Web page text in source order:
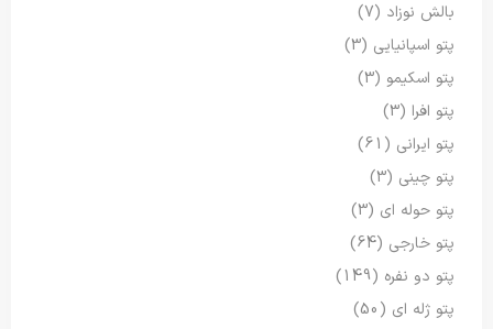
بالش نوزاد (7)
پتو اسپانیایی (3)
پتو اسکیمو (3)
پتو افرا (3)
پتو ایرانی (61)
پتو چینی (3)
پتو حوله ای (3)
پتو خارجی (64)
پتو دو نفره (149)
پتو ژله ای (50)